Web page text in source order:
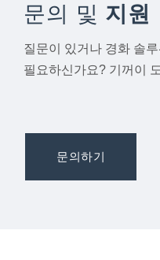
문의 및 지원
질문이 있거나 경화 솔
필요하신가요? 기꺼이
문의하기